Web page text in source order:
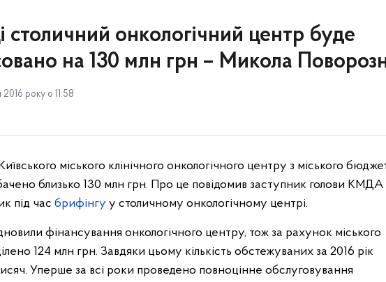
столичний онкологічний центр буде
на 130 млн грн – Микола
року о 11:58
міського клінічного онкологічного центру з міського
близько 130 млн грн. Про це повідомив заступник голови КМДА
під час брифінгу у столичному онкологічному центрі.
фінансування онкологічного центру, тож за рахунок міського
124 млн грн. Завдяки цьому кількість обстежуваних за 2016 рік
Уперше за всі роки проведено повноцінне обслуговування